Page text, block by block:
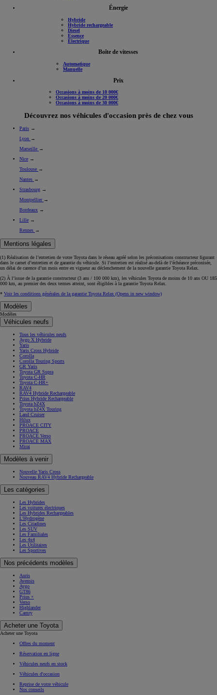
Énergie
Hybride
Hybride rechargeable
Diesel
Essence
Électrique
Boîte de vitesses
Automatique
Manuelle
Prix
Occasions à moins de 10 000€
Occasions à moins de 20 000€
Occasions à moins de 30 000€
Découvrez nos véhicules d'occasion près de chez vous
Paris →
Lyon →
Marseille →
Nice →
Toulouse →
Nantes →
Strasbourg →
Montpellier →
Bordeaux →
Lille →
Rennes →
Mentions légales
(1) Réalisation de l’entretien de votre Toyota dans le réseau agréé selon les préconisations constructeur figurant
dans le carnet d’entretien et de garantie du véhicule. Si l’entretien est réalisé au-delà de l’échéance préconisée,
un délai de carence d’un mois entre en vigueur au déclenchement de la nouvelle garantie Toyota Relax.
(2) À l’issue de la garantie constructeur (3 ans / 100 000 km), les véhicules Toyota de moins de 10 ans OU 185
000 km, au premier des deux termes atteint, sont éligibles à la garantie Toyota Relax.
* Voir les conditions générales de la garantie Toyota Relax (Opens in new window)
Modèles
Modèles
Véhicules neufs
Tous les véhicules neufs
Aygo X Hybride
Yaris
Yaris Cross Hybride
Corolla
Corolla Touring Sports
GR Yaris
Toyota GR Supra
Toyota C-HR
Toyota C-HR+
RAV4
RAV4 Hybride Rechargeable
Prius Hybride Rechargeable
Toyota bZ4X
Toyota bZ4X Touring
Land Cruiser
Hilux
PROACE CITY
PROACE
PROACE Verso
PROACE MAX
Mirai
Modèles à venir
Nouvelle Yaris Cross
Nouveau RAV4 Hybride Rechargeable
Les catégories
Les Hybrides
Les voitures électriques
Les Hybrides Rechargeables
L'Hydrogène
Les Citadines
Les SUV
Les Familiales
Les 4x4
Les Utilitaires
Les Sportives
Nos précédents modèles
Auris
Avensis
Aygo
GT86
Prius +
Verso
Highlander
Camry
Acheter une Toyota
Acheter une Toyota
Offres du moment
Réservation en ligne
Véhicules neufs en stock
Véhicules d'occasion
Reprise de votre véhicule
Nos conseils